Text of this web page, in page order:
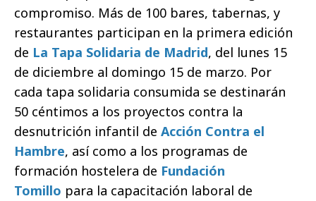
compromiso. Más de 100 bares, tabernas, y
restaurantes participan en la primera edición
de La Tapa Solidaria de Madrid, del lunes 15
de diciembre al domingo 15 de marzo. Por
cada tapa solidaria consumida se destinarán
50 céntimos a los proyectos contra la
desnutrición infantil de Acción Contra el
Hambre, así como a los programas de
formación hostelera de Fundación
Tomillo para la capacitación laboral de